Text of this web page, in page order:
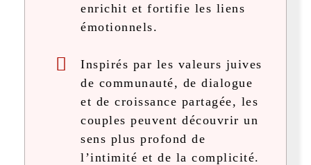
enrichit et fortifie les liens
émotionnels.
Inspirés par les valeurs juives
de communauté, de dialogue
et de croissance partagée, les
couples peuvent découvrir un
sens plus profond de
l’intimité et de la complicité.